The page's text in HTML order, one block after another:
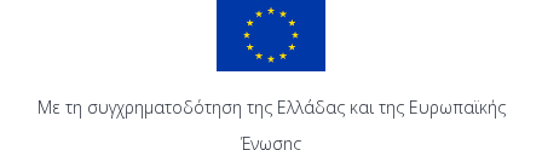
Με τη συγχρηματοδότηση της Ελλάδας και της Ευρωπαϊκής
Ένωσης